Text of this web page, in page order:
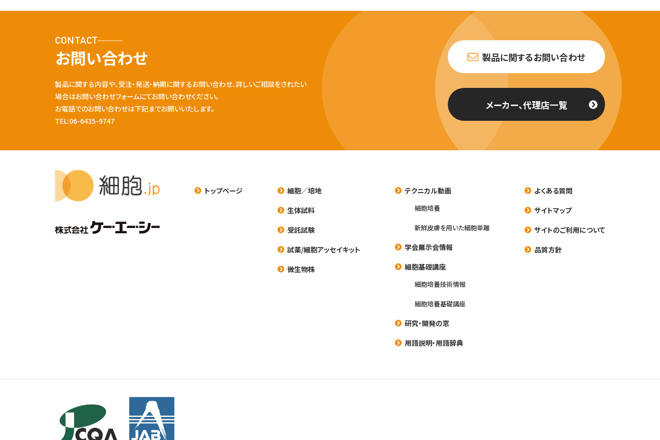
CONTACT
お問い合わせ
製品に関する内容や、受注・発送・納期に関するお問い合わせ、詳しいご相談をされたい
場合はお問い合わせフォームにてお問い合わせください。
お電話でのお問い合わせは下記までお願いいたします。
TEL:06-6435-9747
製品に関するお問い合わせ
メーカー、代理店一覧
トップページ
細胞／培地
生体試料
受託試験
試薬/細胞アッセイキット
微生物株
テクニカル動画
細胞培養
新鮮皮膚を用いた細胞単離
学会展示会情報
細胞基礎講座
細胞培養技術情報
細胞培養基礎講座
研究・開発の窓
用語説明・用語辞典
よくある質問
サイトマップ
サイトのご利用について
品質方針